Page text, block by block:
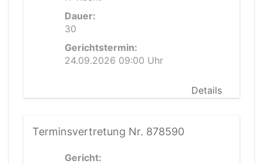
Dauer:
30
Gerichtstermin:
24.09.2026 09:00 Uhr
Details
Terminsvertretung Nr. 878590
Gericht: